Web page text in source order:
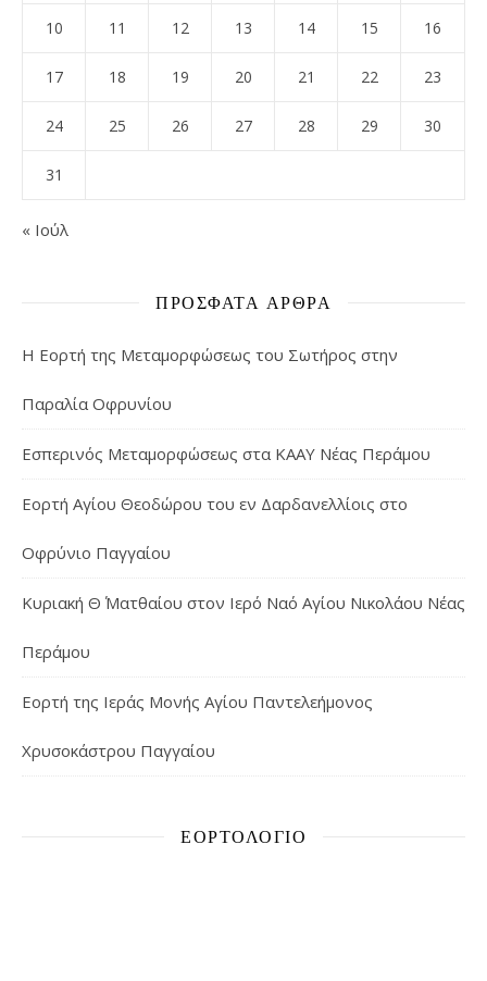
10 11 12 13 14 15 16
17 18 19 20 21 22 23
24 25 26 27 28 29 30
31
« Ιούλ
ΠΡΌΣΦΑΤΑ ΆΡΘΡΑ
Η Εορτή της Μεταμορφώσεως του Σωτήρος στην
Παραλία Οφρυνίου
Εσπερινός Μεταμορφώσεως στα ΚΑΑΥ Νέας Περάμου
Εορτή Αγίου Θεοδώρου του εν Δαρδανελλίοις στο
Οφρύνιο Παγγαίου
Κυριακή Θ΄ Ματθαίου στον Ιερό Ναό Αγίου Νικολάου Νέας
Περάμου
Εορτή της Ιεράς Μονής Αγίου Παντελεήμονος
Χρυσοκάστρου Παγγαίου
ΕΟΡΤΟΛΌΓΙΟ